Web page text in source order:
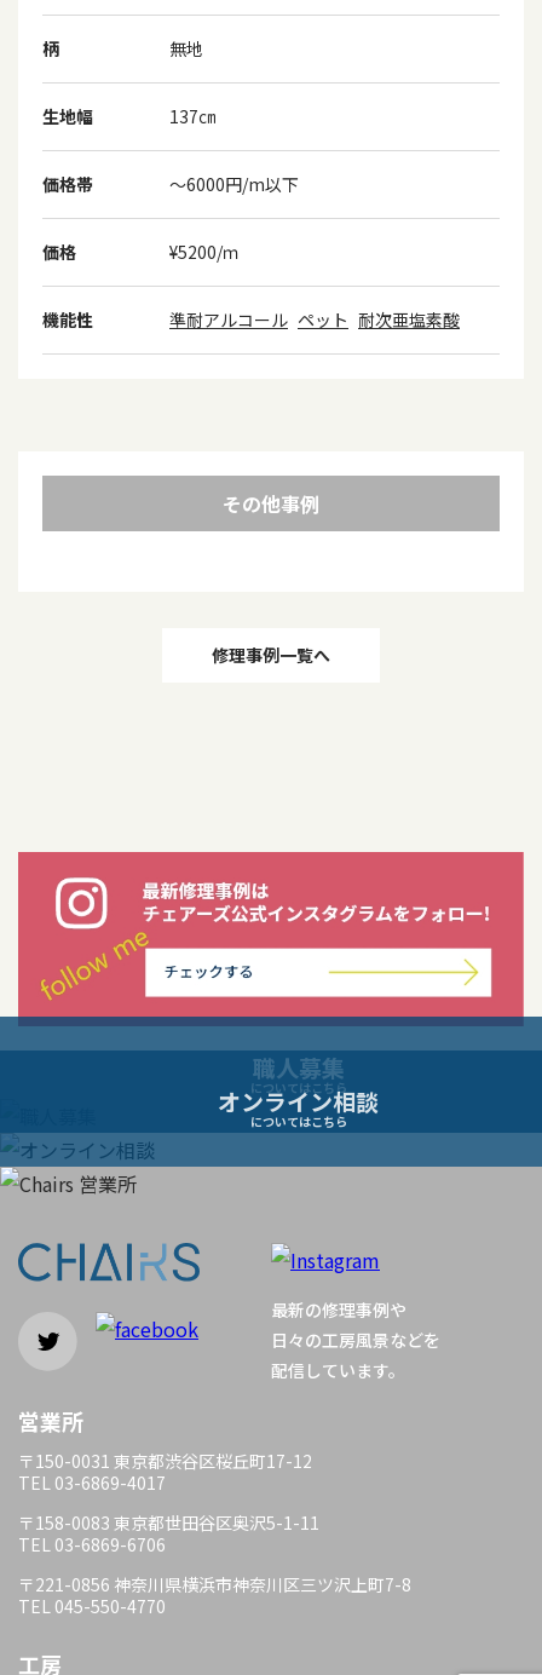
柄 無地
生地幅 137㎝
価格帯 ～6000円/m以下
価格 ¥5200/ｍ
機能性 準耐アルコール ペット 耐次亜塩素酸
その他事例
ビ
ゲ
ー
シ
ン
修理事例一覧へ
職人募集
についてはこちら
オンライン相談
についてはこちら
最新の修理事例や
日々の工房風景などを
配信しています。
営業所
〒150-0031 東京都渋谷区桜丘町17-12
TEL 03-6869-4017
〒158-0083 東京都世田谷区奥沢5-1-11
TEL 03-6869-6706
〒221-0856 神奈川県横浜市神奈川区三ツ沢上町7-8
TEL 045-550-4770
工房